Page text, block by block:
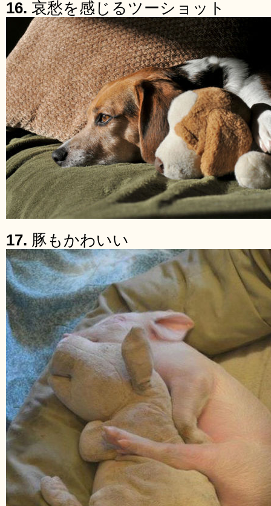
16. 哀愁を感じるツーショット
17. 豚もかわいい